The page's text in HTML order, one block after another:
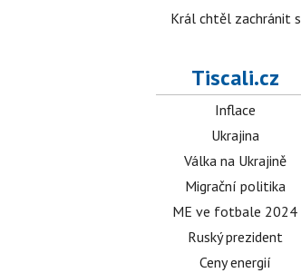
Král chtěl zachránit
Tiscali.cz
Inflace
Ukrajina
Válka na Ukrajině
Migrační politika
ME ve fotbale 2024
Ruský prezident
Ceny energií